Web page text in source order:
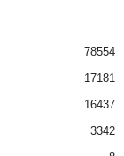
78554
17181
16437
3342